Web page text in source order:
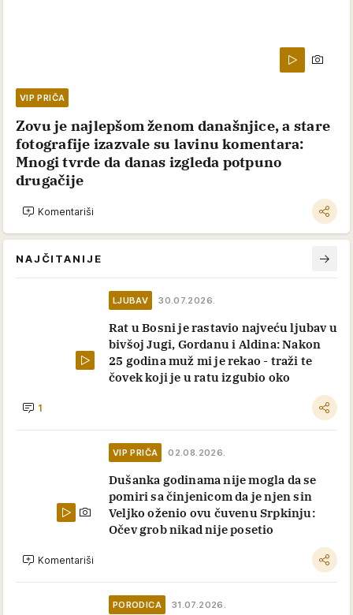
VIP PRIČA
Zovu je najlepšom ženom današnjice, a stare
fotografije izazvale su lavinu komentara:
Mnogi tvrde da danas izgleda potpuno
drugačije
Komentariši
NAJČITANIJE
LJUBAV 30.07.2026.
Rat u Bosni je rastavio najveću ljubav u
bivšoj Jugi, Gordanu i Aldina: Nakon
25 godina muž mi je rekao - traži te
čovek koji je u ratu izgubio oko
1
VIP PRIČA 02.08.2026.
Dušanka godinama nije mogla da se
pomiri sa činjenicom da je njen sin
Veljko oženio ovu čuvenu Srpkinju:
Očev grob nikad nije posetio
Komentariši
PORODICA 31.07.2026.